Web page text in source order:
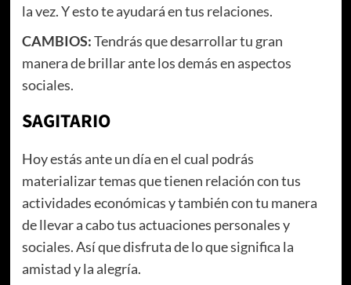
la vez. Y esto te ayudará en tus relaciones.
CAMBIOS:Tendrás que desarrollar tu gran
manera de brillar ante los demás en aspectos
sociales.
SAGITARIO
Hoy estás ante un día en el cual podrás
materializar temas que tienen relación con tus
actividades económicas y también con tu manera
de llevar a cabo tus actuaciones personales y
sociales. Así que disfruta de lo que significa la
amistad y la alegría.